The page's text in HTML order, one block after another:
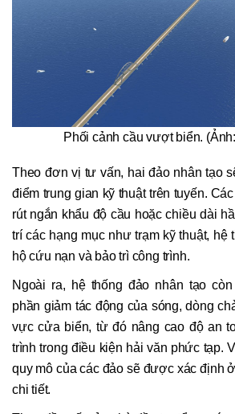
Phối cảnh cầu vượt biển.
Theo đơn vị tư vấn, hai đảo nhân tạo
điểm trung gian kỹ thuật trên tuyến.
rút ngắn khẩu độ cầu hoặc chiều dài
trí các hạng mục như trạm kỹ thuật, hệ
hộ cứu nạn và bảo trì công trình.
Ngoài ra, hệ thống đảo nhân tạo
phần giảm tác động của sóng, dòng
vực cửa biển, từ đó nâng cao độ an
trình trong điều kiện hải văn phức tạp.
quy mô của các đảo sẽ được xác định
chi tiết.